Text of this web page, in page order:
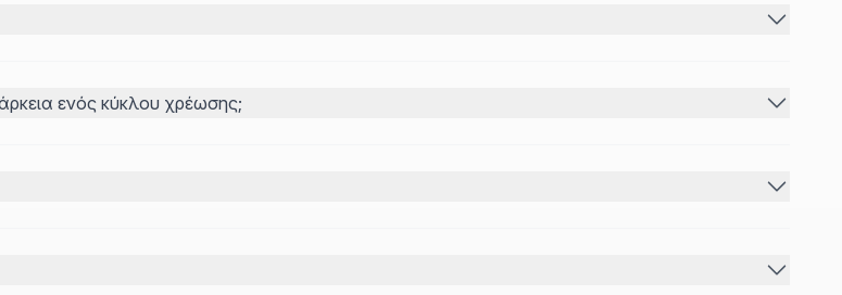
ενός κύκλου χρέωσης;